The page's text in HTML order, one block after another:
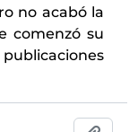
no acabó la
comenzó su